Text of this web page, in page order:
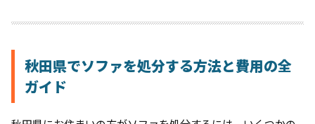
秋田県でソファを処分する方法と費用の全
ガイド